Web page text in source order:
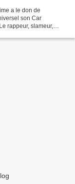
a le don de
son Car
rappeur, slameur,